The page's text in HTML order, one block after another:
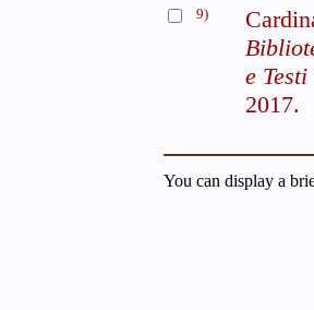
9)
e Testi
2017.
You can display a